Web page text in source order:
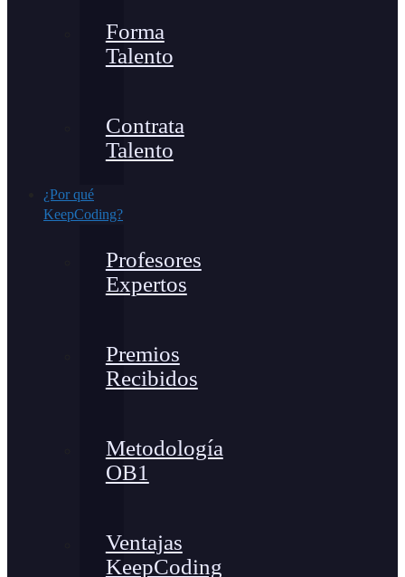
Forma
Talento
Contrata
Talento
¿Por qué
KeepCoding?
Profesores
Expertos
Premios
Recibidos
Metodología
OB1
Ventajas
KeepCoding